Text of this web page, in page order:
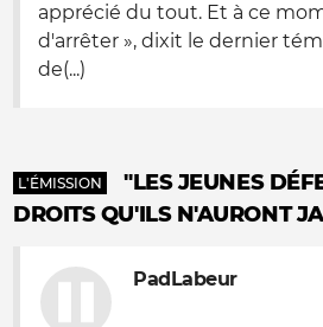
apprécié du tout. Et à ce
d'arrêter », dixit le dernier
de(...)
L'ÉMISSION
"LES JEUNES
DROITS QU'ILS N'AURONT
PadLabeur